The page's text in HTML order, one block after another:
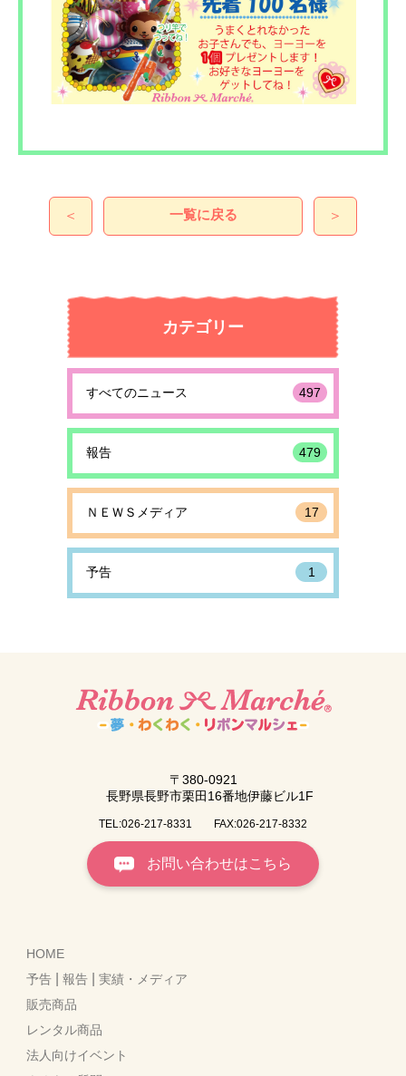
＜ 一覧に戻る ＞
カテゴリー
すべてのニュース 497
報告 479
ＮＥＷＳメディア 17
予告 1
〒380-0921
長野県長野市栗田16番地伊藤ビル1F
TEL:026-217-8331 FAX:026-217-8332
お問い合わせはこちら
HOME
予告 |報告 |実績・メディア
販売商品
レンタル商品
法人向けイベント